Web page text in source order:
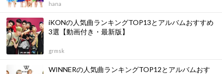
hana
iKONの人気曲ランキングTOP13とアルバムおすすめ
3選【動画付き・最新版】
grmsk
WINNERの人気曲ランキングTOP12とアルバムおす